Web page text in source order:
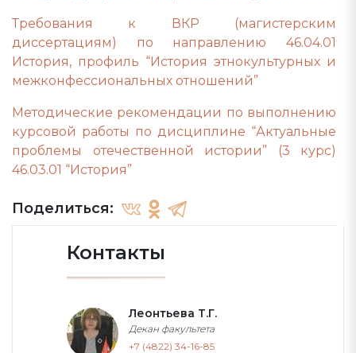
Требования к ВКР (магистерским
диссертациям) по направлению 46.04.01
История, профиль “История этнокультурных и
межконфессиональных отношений”
Методические рекомендации по выполнению
курсовой работы по дисциплине “Актуальные
проблемы отечественной истории” (3 курс)
46.03.01 “История”
Поделиться:
Контакты
Леонтьева Т.Г.
Декан факультета
+7 (4822) 34-16-85